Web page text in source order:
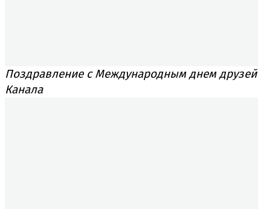
Поздравление с Международным днем
Канала